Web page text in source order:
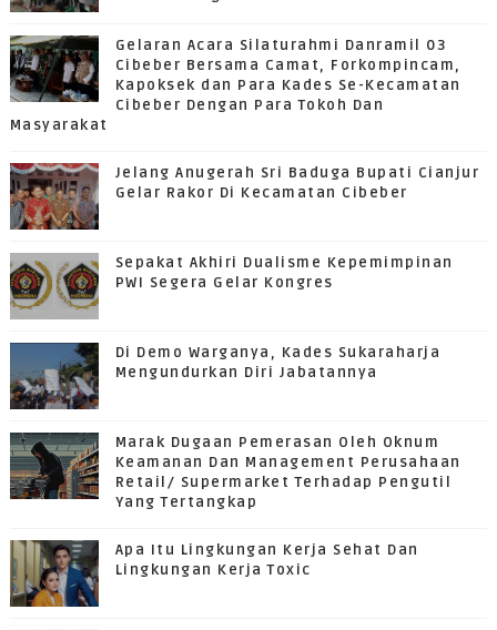
Gelaran Acara Silaturahmi Danramil 03
Cibeber Bersama Camat, Forkompincam,
Kapoksek dan Para Kades Se-Kecamatan
Cibeber Dengan Para Tokoh Dan
Masyarakat
Jelang Anugerah Sri Baduga Bupati Cianjur
Gelar Rakor Di Kecamatan Cibeber
Sepakat Akhiri Dualisme Kepemimpinan
PWI Segera Gelar Kongres
Di Demo Warganya, Kades Sukaraharja
Mengundurkan Diri Jabatannya
Marak Dugaan Pemerasan Oleh Oknum
Keamanan Dan Management Perusahaan
Retail/ Supermarket Terhadap Pengutil
Yang Tertangkap
Apa Itu Lingkungan Kerja Sehat Dan
Lingkungan Kerja Toxic